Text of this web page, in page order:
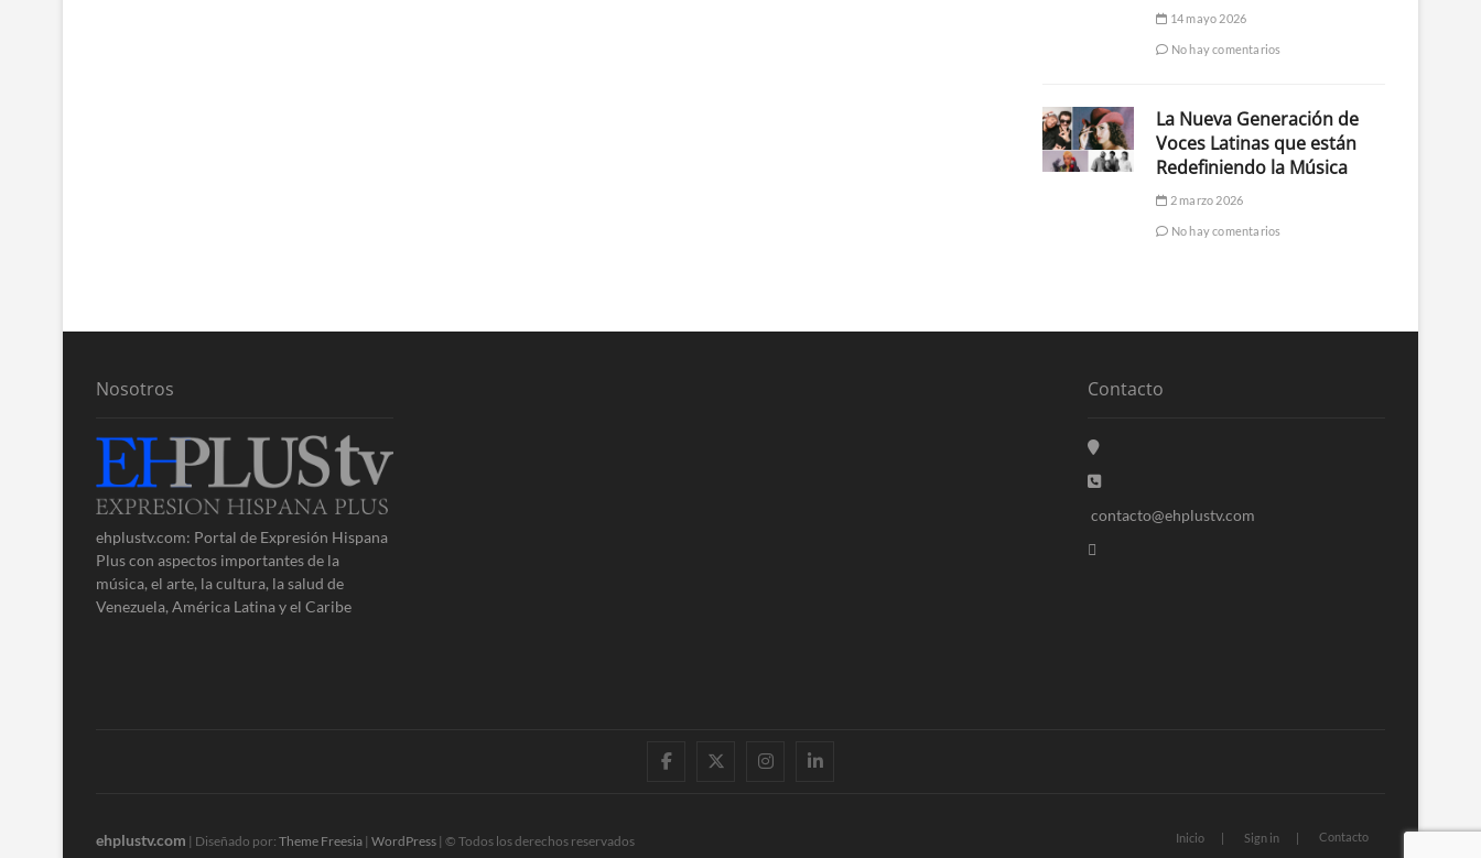
14 mayo 2026
No hay comentarios
La Nueva Generación de
Voces Latinas que están
Redefiniendo la Música
2 marzo 2026
No hay comentarios
Nosotros
ehplustv.com: Portal de Expresión Hispana
Plus con aspectos importantes de la
música, el arte, la cultura, la salud de
Venezuela, América Latina y el Caribe
Contacto
contacto@ehplustv.com
facebooktwitterinstagram
linkedin
Inicio Sign in Contacto
ehplustv.com | Diseñado por: Theme Freesia | WordPress | © Todos los derechos reservados